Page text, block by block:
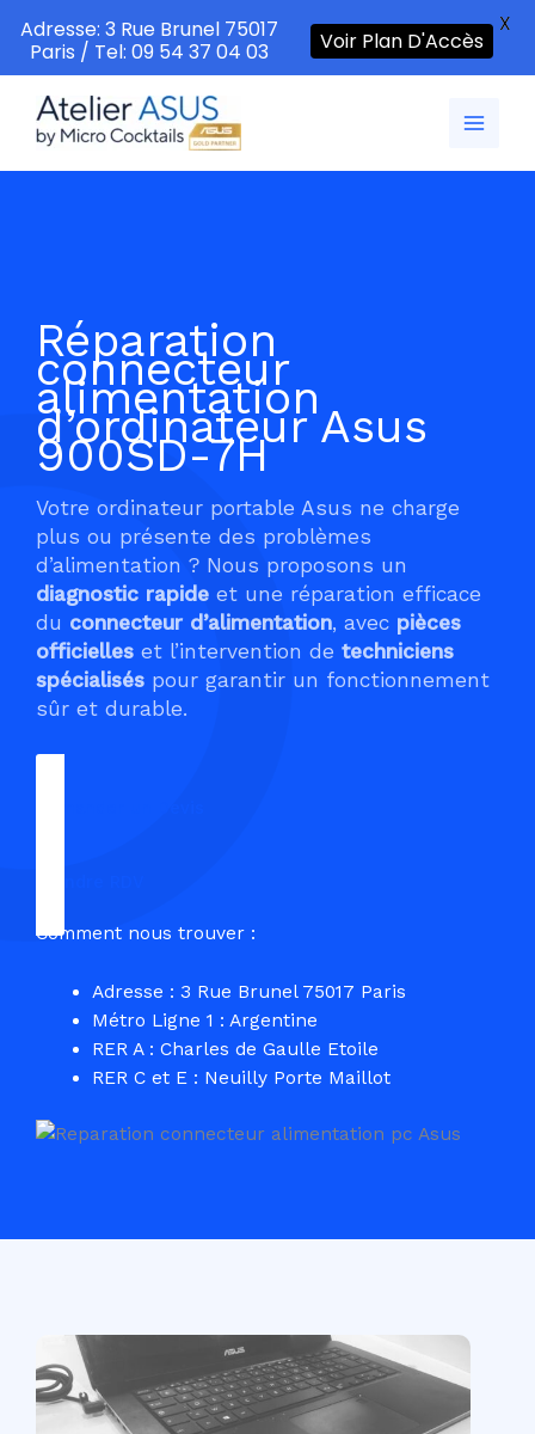
contenu
Réparation
connecteur
alimentation
d’ordinateur Asus
900SD-7H
Votre ordinateur portable Asus ne charge
plus ou présente des problèmes
d’alimentation ? Nous proposons un
diagnostic rapide et une réparation efficace
du connecteur d’alimentation, avec pièces
officielles et l’intervention de techniciens
spécialisés pour garantir un fonctionnement
sûr et durable.
Comment nous trouver :
Adresse : 3 Rue Brunel 75017 Paris
Métro Ligne 1 : Argentine
RER A : Charles de Gaulle Etoile
RER C et E : Neuilly Porte Maillot
Adresse: 3 Rue Brunel 75017
Paris / Tel: 09 54 37 04 03
Voir Plan D'Accès
X